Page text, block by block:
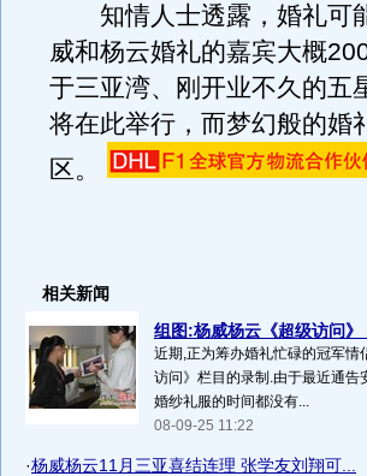
知情人士透露，婚礼可
威和杨云婚礼的嘉宾大概
于三亚湾、刚开业不久的五
将在此举行，而梦幻般的婚
区。
相关新闻
组图:杨威杨云《超级访问》
近期,正为筹办婚礼忙碌的冠军情
访问》栏目的录制.由于最近通告
婚纱礼服的时间都没有...
08-09-25 11:22
·杨威杨云11月三亚喜结连理 张学友刘翔可...